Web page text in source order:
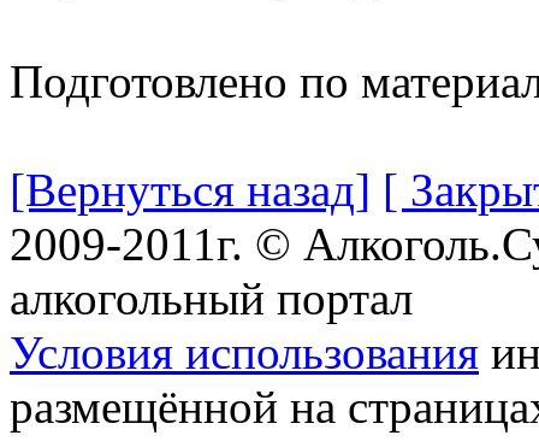
Подготовлено по
[Вернуться назад] [
2009-2011г. ©
алкогольный портал
Условия использования
размещённой на